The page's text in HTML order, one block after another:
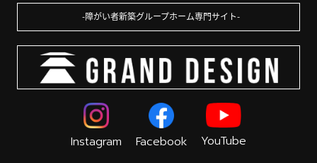
障がい者新築グループホーム専門サイト
Instagram Facebook YouTube